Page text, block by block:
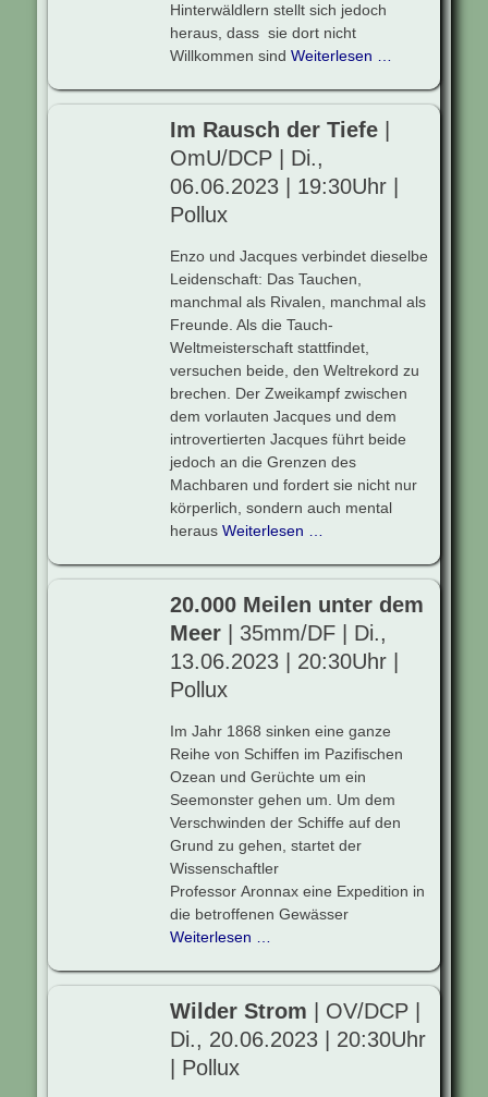
Hinterwäldlern stellt sich jedoch
heraus, dass sie dort nicht
Willkommen sind Weiterlesen …
Im Rausch der Tiefe
OmU/DCP | Di.,
06.06.2023 | 19:30Uhr |
Pollux
Enzo und Jacques verbindet dieselbe
Leidenschaft: Das Tauchen,
manchmal als Rivalen, manchmal als
Freunde. Als die Tauch-
Weltmeisterschaft stattfindet,
versuchen beide, den Weltrekord zu
brechen. Der Zweikampf zwischen
dem vorlauten Jacques und dem
introvertierten Jacques führt beide
jedoch an die Grenzen des
Machbaren und fordert sie nicht nur
körperlich, sondern auch mental
heraus Weiterlesen …
20.000 Meilen unter dem
Meer | 35mm/DF | Di.,
13.06.2023 | 20:30Uhr |
Pollux
Im Jahr 1868 sinken eine ganze
Reihe von Schiffen im Pazifischen
Ozean und Gerüchte um ein
Seemonster gehen um. Um dem
Verschwinden der Schiffe auf den
Grund zu gehen, startet der
Wissenschaftler
Professor Aronnax eine Expedition in
die betroffenen Gewässer
Weiterlesen …
Wilder Strom | OV/DCP |
Di., 20.06.2023 | 20:30Uhr
| Pollux